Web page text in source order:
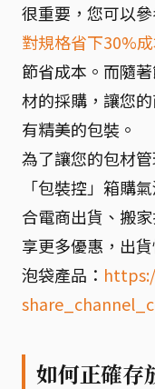
很重要，您可以
對規格省下30%
節省成本。而隨
材的採購，讓您
有精美的包裝。
為了讓您的包材
「包裝控」箱購
合電商出貨、搬
享更多優惠，出
泡袋產品：
如何正確存